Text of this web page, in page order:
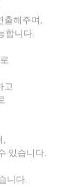
해주며,
합니다.
고
있습니다.
니다.